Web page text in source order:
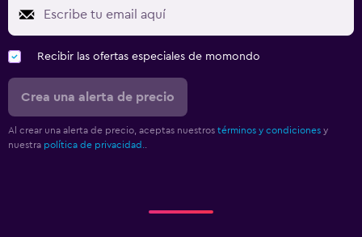
Recibir las ofertas especiales de momondo
Crea una alerta de precio
Al crear una alerta de precio, aceptas nuestros términos y condiciones y
nuestra política de privacidad.